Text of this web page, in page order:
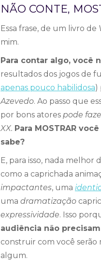
NÃO CONTE,
Essa frase, de um livro de
mim.
Para contar algo, você
resultados dos jogos de
apenas pouco habilidosa)
Azevedo. Ao passo que
por bons atores pode
XX. Para MOSTRAR
sabe?
E, para isso, nada melhor
como a caprichada
impactantes, uma
uma dramatização
expressividade. Isso
audiência não
construir com você serão
algum.